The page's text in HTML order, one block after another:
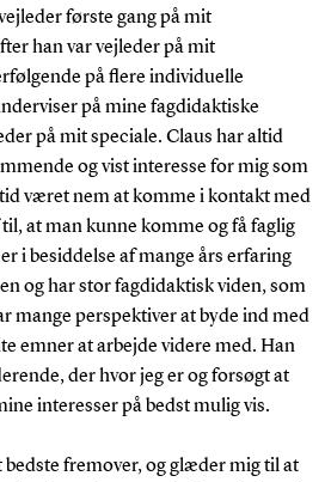
første gang på mit
han var vejleder på mit
på flere individuelle
på mine fagdidaktiske
på mit speciale. Claus har altid
og vist interesse for mig som
været nem at komme i kontakt med
at man kunne komme og få faglig
i besiddelse af mange års erfaring
og har stor fagdidaktisk viden, som
mange perspektiver at byde ind med
emner at arbejde videre med. Han
der hvor jeg er og forsøgt at
interesser på bedst mulig vis.
bedste fremover, og glæder mig til at